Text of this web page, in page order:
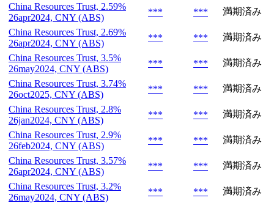
China Resources Trust, 2.59%
26apr2024, CNY (ABS)
*** ***
満期済み
China Resources Trust, 2.69%
26apr2024, CNY (ABS)
*** ***
満期済み
China Resources Trust, 3.5%
26may2024, CNY (ABS)
*** ***
満期済み
China Resources Trust, 3.74%
26oct2025, CNY (ABS)
*** ***
満期済み
China Resources Trust, 2.8%
26jan2024, CNY (ABS)
*** ***
満期済み
China Resources Trust, 2.9%
26feb2024, CNY (ABS)
*** ***
満期済み
China Resources Trust, 3.57%
26apr2024, CNY (ABS)
*** ***
満期済み
China Resources Trust, 3.2%
26may2024, CNY (ABS)
*** *** 満期済み